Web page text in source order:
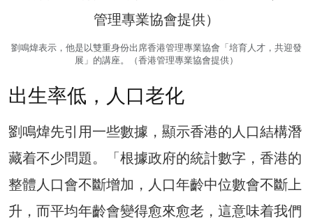
劉鳴煒表示，他是以雙重身份出席香港管理專業協會「培育人才，共迎發
展」的講座。（香港管理專業協會提供）
出生率低，人口老化
劉鳴煒先引用一些數據，顯示香港的人口結構潛
藏着不少問題。「根據政府的統計數字，香港的
整體人口會不斷增加，人口年齡中位數會不斷上
升，而平均年齡會變得愈來愈老，這意味着我們